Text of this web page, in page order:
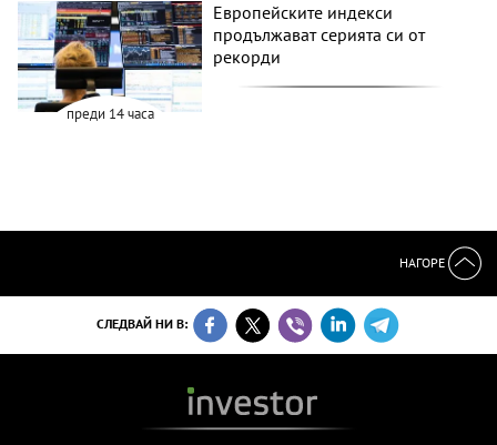
преди 14 часа
Европейските индекси
продължават серията си от
рекорди
НАГОРЕ
СЛЕДВАЙ НИ В: